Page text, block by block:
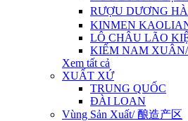
RƯỢU DƯƠNG
KINMEN
LÔ CHÂU LÃO
KIẾM NAM
Xem tất cả
XUẤT XỨ
TRUNG QUỐC
ĐÀI LOAN
Vùng Sản Xuất/ 酿造产区